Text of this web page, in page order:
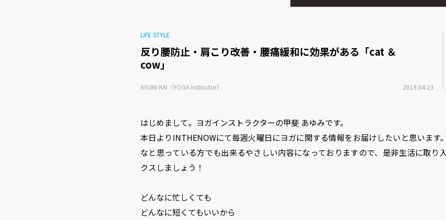
LIFE STYLE
反り腰防止・肩こり改善・腰痛緩和に効果がある「cat ＆
cow」
AYUMI KAI（YOGA Instructor） 2019.04.23
はじめまして。ヨガインストラクターの甲斐 あゆみです。
本日よりINTHENOWにて毎週火曜日にヨガに関する情報をお届けしたいと思います
なと思っている方でも出来るやさしい内容になっておりますので、是非生活に取り
クスしましょう！
どんなに忙しくても
どんなに短くてもいいから